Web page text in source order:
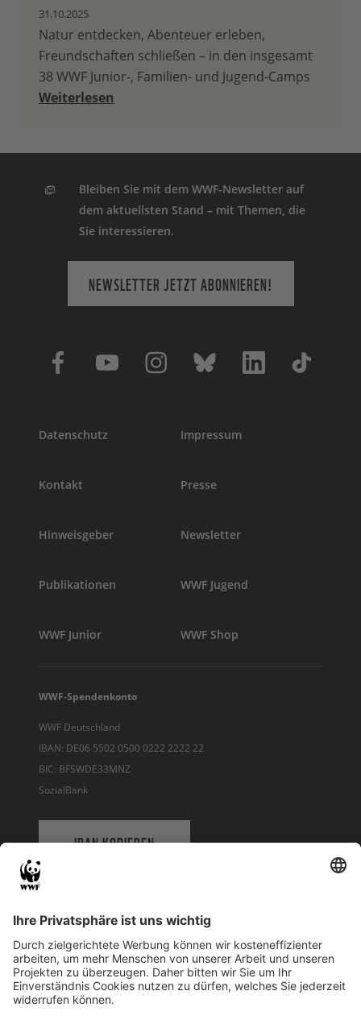
31.10.2025
Natur entdecken, Abenteuer erleben,
Freundschaften schließen – in den insgesamt
38 WWF Junior-, Familien- und Jugend-Camps
Weiterlesen
Bleiben Sie mit dem WWF-Newsletter auf
dem aktuellsten Stand – mit Themen, die
Sie interessieren.
NEWSLETTER JETZT ABONNIEREN!
Datenschutz Impressum
Kontakt Presse
Hinweisgeber Newsletter
Publikationen WWF Jugend
WWF Junior WWF Shop
WWF-Spendenkonto
WWF Deutschland
IBAN: DE06 5502 0500 0222 2222 22
BIC: BFSWDE33MNZ
SozialBank
IBAN KOPIEREN
WWF Deutschland
Reinhardtstr. 18
10117 Berlin